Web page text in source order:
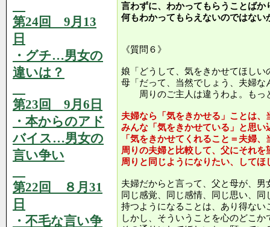
第24回 9月13
日
・グチ…男女の
違いは？
第23回 9月6日
・本からのアド
バイス…男女の
言い争い
第22回 ８月31
日
・不毛な言い争
言わずに、わかってもらうことばか
何もわかってもらえないのではない
《質問６》
娘「どうして、気をきかせてほしい
母「だって、当然でしょう、夫婦な
周りのご主人は違うわよ。もっ
夫婦なら「気をきかせる」ことは、
みんな「気をきかせている」と思い
「気をきかせてくれること＝夫婦
周りの夫婦と比較して、父にそれを
周りと同じようになりたい、して
夫婦だからと言って、父と母が、男
同じ感覚、同じ感情、同じ思い、同
持つようになることは、あり得ない
しかし、そういうことを心のどこか